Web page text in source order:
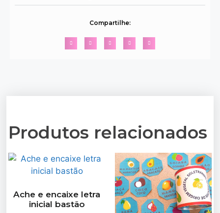
Compartilhe:
Produtos relacionados
Ache e encaixe letra
inicial bastão